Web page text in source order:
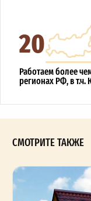
20
Работаем более
регионах РФ, в
СМОТРИТЕ ТАКЖЕ